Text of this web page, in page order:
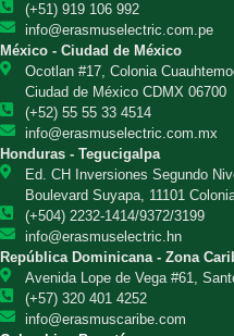
(+51) 919 106 992
info@erasmuselectric.com.pe
México - Ciudad de México
Ocotlan #17, Colonia
Ciudad de México CDMX 06700
(+52) 55 55 33 4514
info@erasmuselectric.com.mx
Honduras - Tegucigalpa
Ed. CH Inversiones Segundo
Boulevard Suyapa, 11101
(+504) 2232-1414/9372/3199
info@erasmuselectric.hn
República Dominicana - Zona
Avenida Lope de Vega #61,
(+57) 320 401 4252
info@erasmuscaribe.com